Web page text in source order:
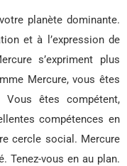
planète dominante.
et à l’expression de
s’expriment plus
Mercure, vous êtes
Vous êtes compétent,
compétences en
cercle social. Mercure
Tenez-vous en au plan.